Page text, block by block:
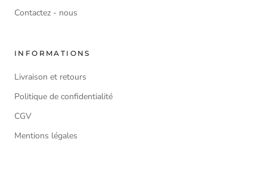
Contactez - nous
INFORMATIONS
Livraison et retours
Politique de confidentialité
CGV
Mentions légales